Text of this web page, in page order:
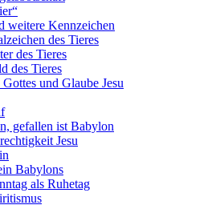
weitere Kennzeichen
des Tieres
des Tieres
des Tieres
und Glaube Jesu
gefallen ist Babylon
Jesu
Babylons
als Ruhetag